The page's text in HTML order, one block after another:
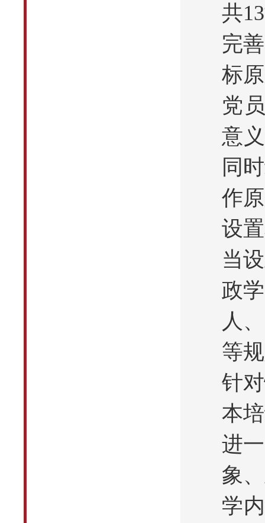
共
完
标
党
意
同
作
设
当
政
人
等
针
本
进
象
学